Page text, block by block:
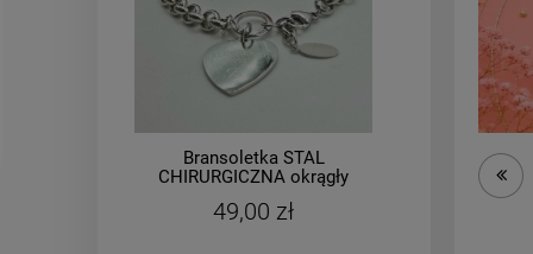
Bransoletka STAL
CHIRURGICZNA okrągły
srebrny kolor
49,00 zł
Cena